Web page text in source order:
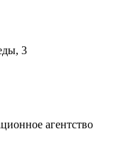
3
агентство